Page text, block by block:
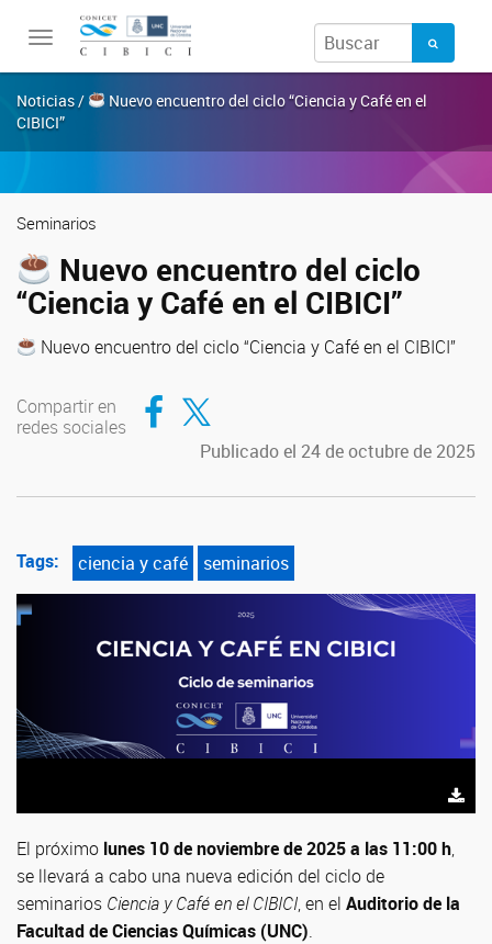
Toggle
Noticias /
Nuevo encuentro del ciclo “Ciencia y Café en el
CIBICI”
Seminarios
Nuevo encuentro del ciclo
“Ciencia y Café en el CIBICI”
Nuevo encuentro del ciclo “Ciencia y Café en el CIBICI”
Compartir en
redes sociales
Compartir en Facebook
Compartir en Twitter
Publicado el 24 de octubre de 2025
Tags: ciencia y café seminarios
El próximo lunes 10 de noviembre de 2025 a las 11:00 h,
se llevará a cabo una nueva edición del ciclo de
seminarios Ciencia y Café en el CIBICI, en el Auditorio de la
Facultad de Ciencias Químicas (UNC).